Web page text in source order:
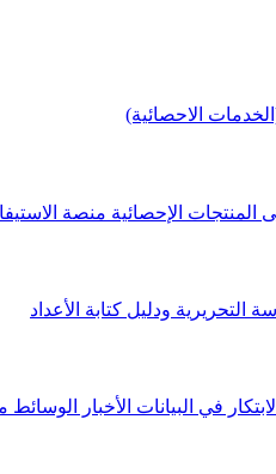
الاحصائية)
الإحصائية منصة
التحريرية ودليل كتابة الأعداد
في البيانات الأخبار الوسائط